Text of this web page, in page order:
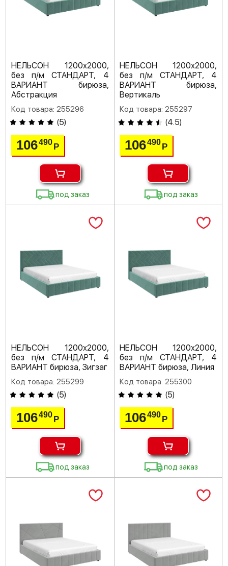
НЕЛЬСОН 1200х2000,
без п/м СТАНДАРТ, 4
ВАРИАНТ бирюза,
Абстракция
Код товара: 255296
(5)
106490Р
под заказ
НЕЛЬСОН 1200х2000,
без п/м СТАНДАРТ, 4
ВАРИАНТ бирюза,
Вертикаль
Код товара: 255297
(4.5)
106490 Р
под заказ
НЕЛЬСОН 1200х2000,
без п/м СТАНДАРТ, 4
ВАРИАНТ бирюза, Зигзаг
Код товара: 255299
(5)
106490Р
под заказ
НЕЛЬСОН 1200х2000,
без п/м СТАНДАРТ, 4
ВАРИАНТ бирюза, Линия
Код товара: 255300
(5)
106490 Р
под заказ